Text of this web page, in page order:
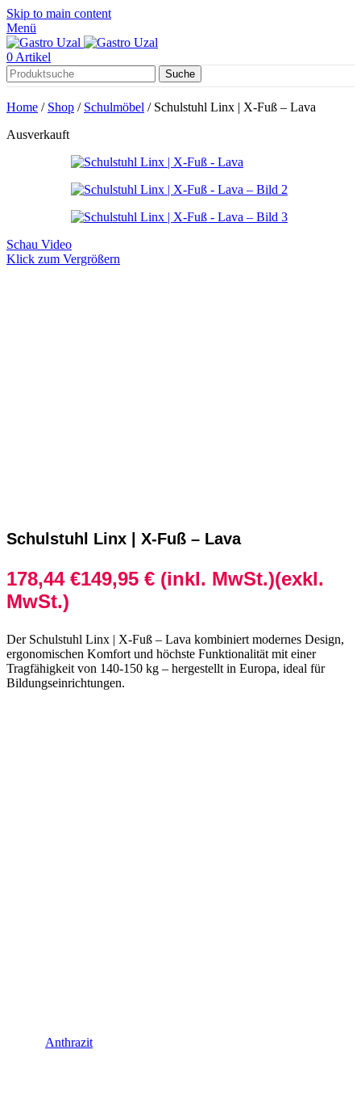
Skip to main content
Menü
0 Artikel
Suche
Home / Shop / Schulmöbel / Schulstuhl Linx | X-Fuß – Lava
Ausverkauft
Schau Video
Klick zum Vergrößern
Schulstuhl Linx | X-Fuß – Lava
178,44 €149,95 € (inkl. MwSt.)(exkl.
MwSt.)
Der Schulstuhl Linx | X-Fuß – Lava kombiniert modernes Design,
ergonomischen Komfort und höchste Funktionalität mit einer
Tragfähigkeit von 140-150 kg – hergestellt in Europa, ideal für
Bildungseinrichtungen.
Anthrazit